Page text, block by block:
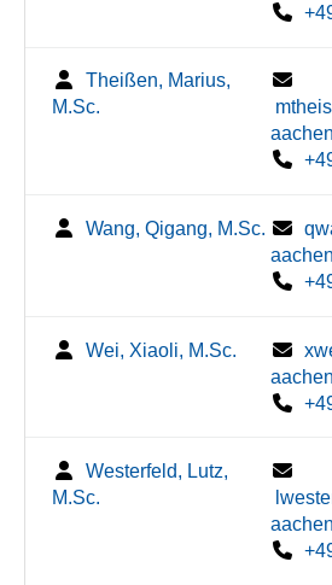
Theißen, Marius,
M.Sc.
Wang, Qigang, M.Sc.
Wei, Xiaoli, M.Sc.
Westerfeld, Lutz,
M.Sc.